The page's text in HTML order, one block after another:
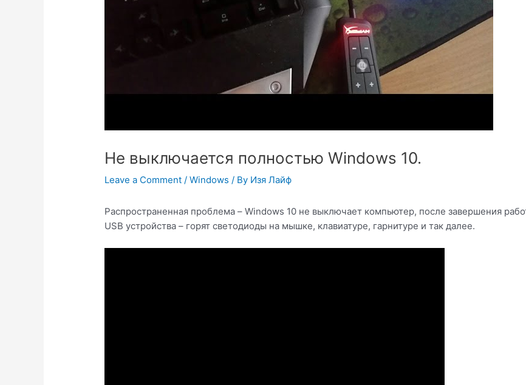
Не выключается полностью Windows 10.
Leave a Comment /Windows / By Изя Лайф
Распространенная проблема – Windows 10 не выключает компьютер, после завершения
USB устройства – горят светодиоды на мышке, клавиатуре, гарнитуре и так далее.